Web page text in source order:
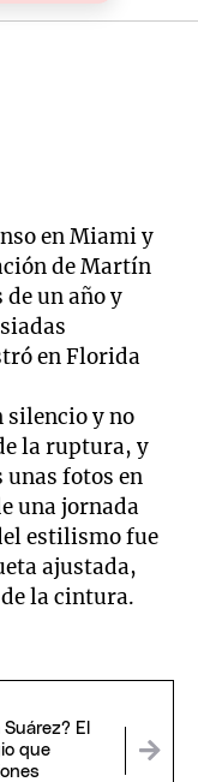
en Miami y
de Martín
de un año y
en Florida
silencio y no
la ruptura, y
unas fotos en
una jornada
estilismo fue
ajustada,
la cintura.
El
que